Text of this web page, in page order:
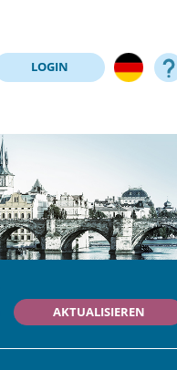
LOGIN
AKTUALISIEREN